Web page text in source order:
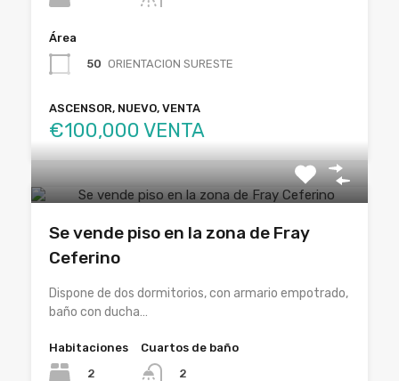
Área
50 ORIENTACION SURESTE
ASCENSOR, NUEVO, VENTA
€100,000 VENTA
Se vende piso en la zona de Fray
Ceferino
Dispone de dos dormitorios, con armario empotrado,
baño con ducha…
Habitaciones
2
Cuartos de baño
2